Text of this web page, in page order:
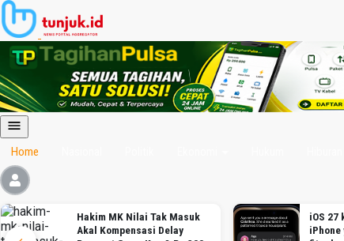
Home
Hakim MK Nilai Tak Masuk
Akal Kompensasi Delay
iOS
iPhone